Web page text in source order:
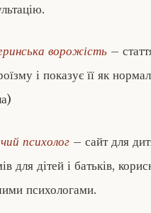
ворожість –
і показує її як
психолог – сайт для
для дітей і батьків,
психологами.